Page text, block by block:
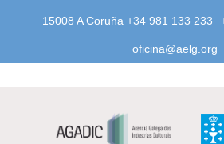
15008 A Coruña +34 981 133 233
oficina@aelg.org